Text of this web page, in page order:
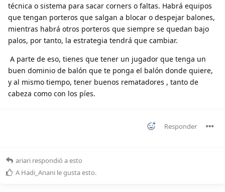
técnica o sistema para sacar corners o faltas. Habrá equipos
que tengan porteros que salgan a blocar o despejar balones,
mientras habrá otros porteros que siempre se quedan bajo
palos, por tanto, la estrategia tendrá que cambiar.
buen dominio de balón que te ponga el balón donde quiere,
y al mismo tiempo, tener buenos rematadores , tanto de
cabeza como con los píes.
Responder
ariari respondió a esto
A Hadi_Anani le gusta esto.